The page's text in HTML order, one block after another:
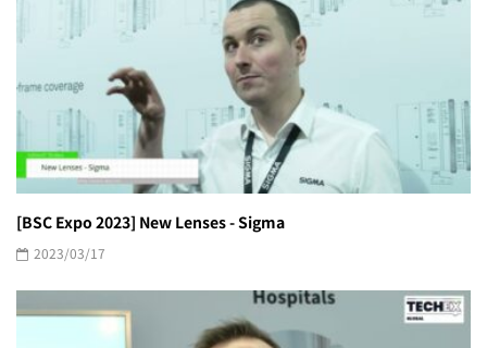
[BSC Expo 2023] New Lenses - Sigma
2023/03/17